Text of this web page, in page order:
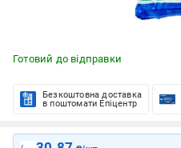
Готовий до відправки
Безкоштовна доставка
в поштомати Епіцентр